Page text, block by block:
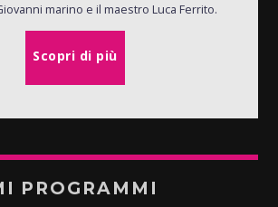
marino e il maestro Luca Ferrito.
Scopri di più
PROGRAMMI